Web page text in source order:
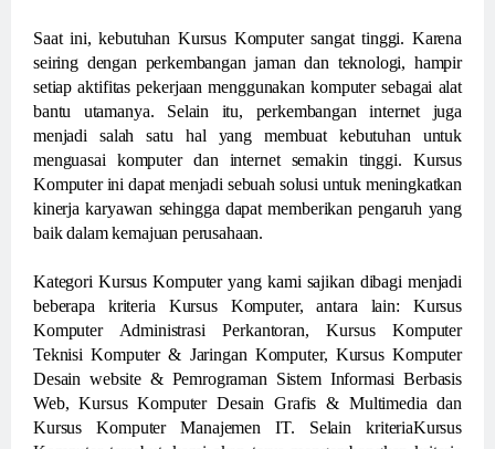
Saat ini, kebutuhan Kursus Komputer sangat tinggi. Karena
seiring dengan perkembangan jaman dan teknologi, hampir
setiap aktifitas pekerjaan menggunakan komputer sebagai alat
bantu utamanya. Selain itu, perkembangan internet juga
menjadi salah satu hal yang membuat kebutuhan untuk
menguasai komputer dan internet semakin tinggi. Kursus
Komputer ini dapat menjadi sebuah solusi untuk meningkatkan
kinerja karyawan sehingga dapat memberikan pengaruh yang
baik dalam kemajuan perusahaan.
Kategori Kursus Komputer yang kami sajikan dibagi menjadi
beberapa kriteria Kursus Komputer, antara lain: Kursus
Komputer Administrasi Perkantoran, Kursus Komputer
Teknisi Komputer & Jaringan Komputer, Kursus Komputer
Desain website & Pemrograman Sistem Informasi Berbasis
Web, Kursus Komputer Desain Grafis & Multimedia dan
Kursus Komputer Manajemen IT. Selain kriteriaKursus